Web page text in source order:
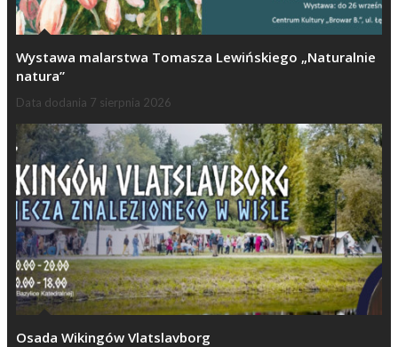
Wystawa malarstwa Tomasza Lewińskiego „Naturalnie
natura”
Data dodania 7 sierpnia 2026
Osada Wikingów Vlatslavborg